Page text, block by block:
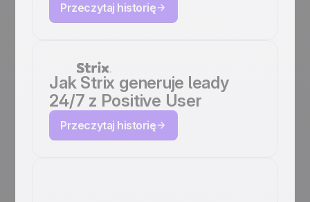
Przeczytaj historię
Jak Strix generuje leady
24/7 z Positive User
Przeczytaj historię